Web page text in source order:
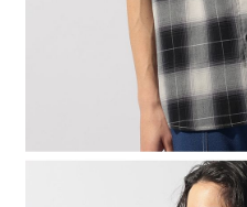
2.基於同意付款使用「大哥付你分期
資料（包含姓名、電話或地址）提供
由本公司與您本人進行分期帳單所需
3.完整用戶服務條款，請詳閱以下連結
※ 交易是否成功請以「AFTEE先享
是否繳費成功／繳費後需取消欲退款
https://
１．透過由恩沛科技股份有限公司提
易，需依本服務之必要範圍內提供個
權轉讓予恩沛科技股份有限公司。
２．關於個人資料處理事宜，請瀏覽
３．未成年的使用者請事先徵得法定
每筆NT$80，滿NT$1,500(含以上
每筆NT$80，滿NT$1,500(含以上